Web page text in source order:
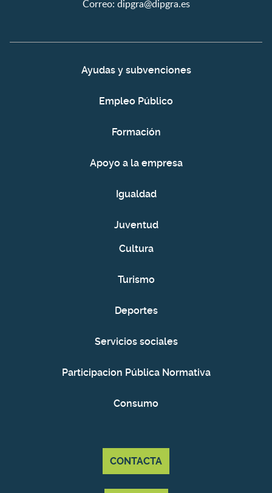
Correo: dipgra@dipgra.es
Ayudas y subvenciones
Empleo Público
Formación
Apoyo a la empresa
Igualdad
Juventud
Cultura
Turismo
Deportes
Servicios sociales
Participacion Pública Normativa
Consumo
CONTACTA